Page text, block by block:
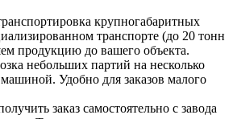
крупногабаритных
транспорте (до 20 тонн
продукцию до вашего объекта.
небольших партий на несколько
Удобно для заказов малого
заказ самостоятельно с завода